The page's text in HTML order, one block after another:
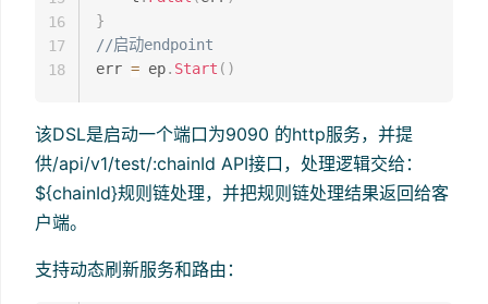
}
//启动endpoint
err = ep. Start ( )
16
17
18
该DSL是启动一个端口为9090 的http服务，并提
供/api/v1/test/:chainId API接口，处理逻辑交给：
${chainId}规则链处理，并把规则链处理结果返回给客
户端。
支持动态刷新服务和路由：